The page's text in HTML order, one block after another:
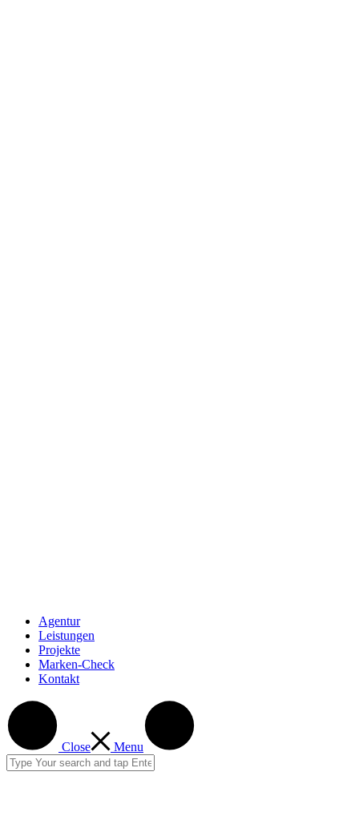
Agentur
Leistungen
Projekte
Marken-Check
Kontakt
Close Menu